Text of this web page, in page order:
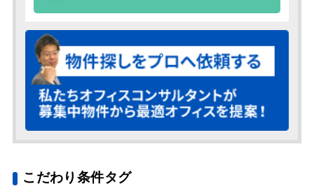
こだわり条件タグ